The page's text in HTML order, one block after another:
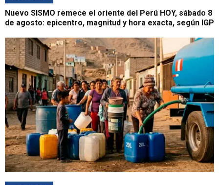
Nuevo SISMO remece el oriente del Perú HOY, sábado 8
de agosto: epicentro, magnitud y hora exacta, según IGP